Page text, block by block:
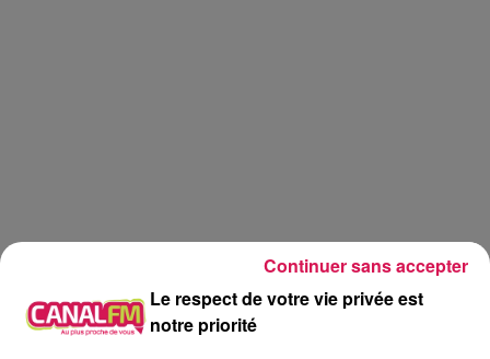
Le respect de votre vie privée est
notre priorité
Continuer sans accepter